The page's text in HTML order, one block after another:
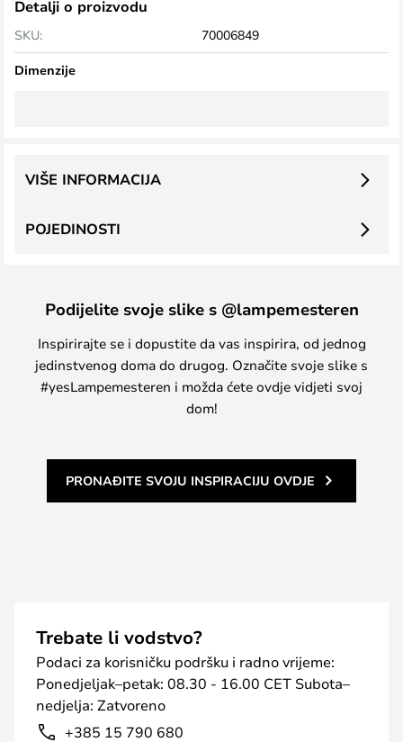
Detalji o proizvodu
SKU: 70006849
Dimenzije
POJEDINOSTI
VIŠE INFORMACIJA
Podijelite svoje slike s @lampemesteren
Inspirirajte se i dopustite da vas inspirira, od jednog
jedinstvenog doma do drugog. Označite svoje slike s
#yesLampemesteren i možda ćete ovdje vidjeti svoj
dom!
PRONAĐITE SVOJU INSPIRACIJU OVDJE
Trebate li vodstvo?
Podaci za korisničku podršku i radno vrijeme:
Ponedjeljak–petak: 08.30 - 16.00 CET Subota–
nedjelja: Zatvoreno
+385 15 790 680